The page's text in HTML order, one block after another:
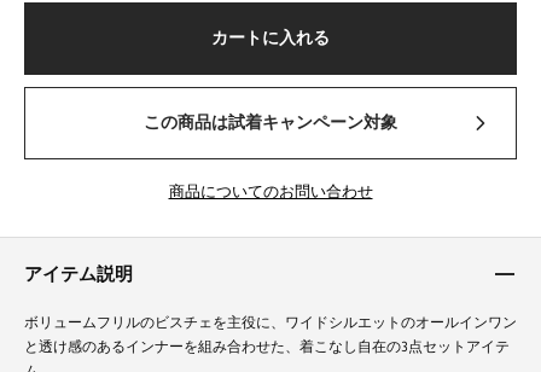
カートに入れる
この商品は試着キャンペーン対象
商品についてのお問い合わせ
アイテム説明
ボリュームフリルのビスチェを主役に、ワイドシルエットのオールインワン
と透け感のあるインナーを組み合わせた、着こなし自在の3点セットアイテ